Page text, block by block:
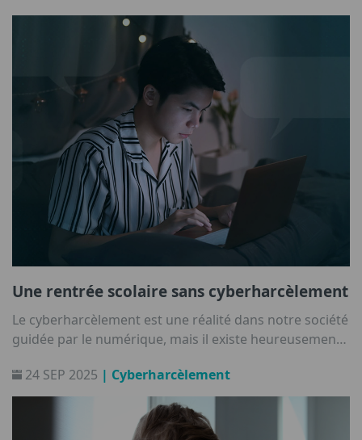
Une rentrée scolaire sans cyberharcèlement
Le cyberharcèlement est une réalité dans notre société
guidée par le numérique, mais il existe heureusement
24 SEP 2025 | Cyberharcèlement